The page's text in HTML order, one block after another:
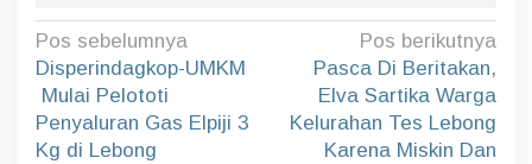
N
a
v
i
Pos sebelumnya
Disperindagkop-UMKM
Mulai Pelototi
Penyaluran Gas Elpiji 3
Kg di Lebong
Pos berikutnya
Pasca Di Beritakan,
Elva Sartika Warga
Kelurahan Tes Lebong
Karena Miskin Dan